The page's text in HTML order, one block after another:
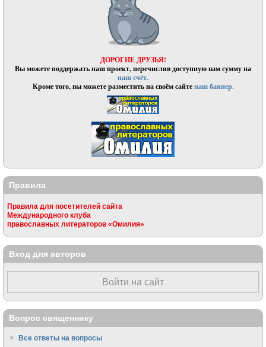
ДОРОГИЕ ДРУЗЬЯ!
Вы можете поддержать наш проект, перечислив доступную вам сумму на
наш счёт.
Кроме того, вы можете разместить на своём сайтенаш баннер.
Правила
Правила для посетителей сайта
Международного клуба
православных литераторов «Омилия»
Вход для авторов
Войти на сайт
Вопрос священнику
Все ответы на вопросы